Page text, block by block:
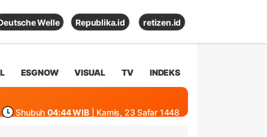
Welle Republika.id retizen.id
ESGNOW VISUAL TV INDEKS
Shubuh 04:44 WIB | Kamis, 23 Safar 1448